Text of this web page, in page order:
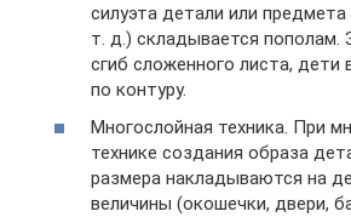
силуэта детали или
т. д.) складывается пополам.
сгиб сложенного листа, дети
по контуру.
Многослойная техника. При
технике создания образа
размера накладываются на
величины (окошечки, двери,